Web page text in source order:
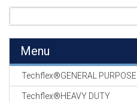
Menu
Techflex®GENERAL PURPOSE
Techflex®HEAVY DUTY